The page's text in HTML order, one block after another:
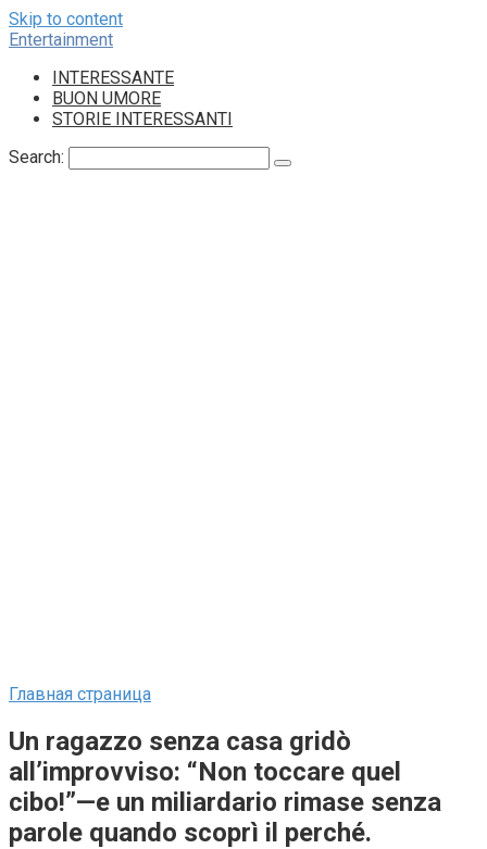
Skip to content
Entertainment
INTERESSANTE
BUON UMORE
STORIE INTERESSANTI
Search:
Главная страница
Un ragazzo senza casa gridò
all’improvviso: “Non toccare quel
cibo!”—e un miliardario rimase senza
parole quando scoprì il perché.